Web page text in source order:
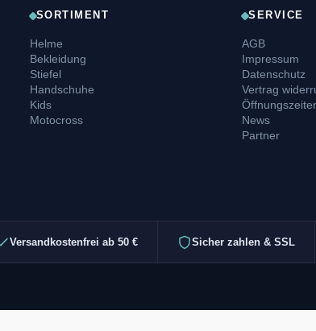
SORTIMENT
Helme
Bekleidung
Stiefel
Handschuhe
Kids
Motocross
SERVICE
AGB
Impressum
Datenschutz
Vertrag
News
Partner
Versandkostenfrei ab 50 € Sicher zahlen & SSL